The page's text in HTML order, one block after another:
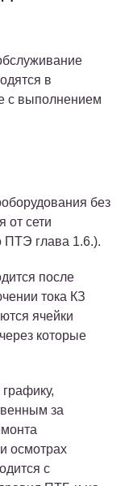
в
с выполнением
без
от сети
ПТЭ глава 1.6.).
после
тока КЗ
ячейки
которые
за
осмотрах
с